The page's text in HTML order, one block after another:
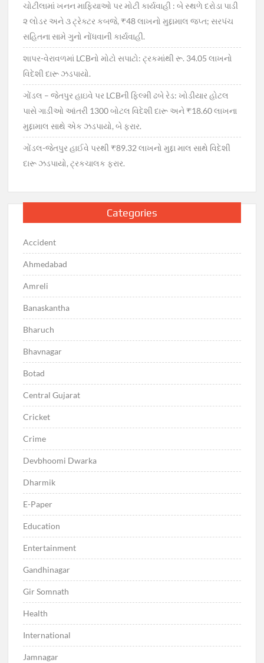
ચોટીલામાં ખનન માફિયાઓ પર મોટી કાર્યવાહી : બે સ્થળે દરોડા પાડી
૨ લોડર અને ૩ ટ્રેક્ટર કબજે, ₹48 લાખનો મુદ્દામાલ જપ્ત; સરપંચ
સહિતના સામે ગુનો નોંધવાની કાર્યવાહી.
શાપર-વેરાવળમાં LCBનો મોટો સપાટો: ટ્રકમાંથી રૂ. 34.05 લાખનો
વિદેશી દારૂ ઝડપાયો.
ગોંડલ – જેતપુર હાઇવે પર LCBની ફિલ્મી ઢબે રેડ: ખોડીયાર હોટલ
પાસે ગાડીઓ આંતરી 1300 બોટલ વિદેશી દારૂ અને ₹18.60 લાખના
મુદ્દામાલ સાથે એક ઝડપાયો, બે ફરાર.
ગોંડલ-જેતપુર હાઈવે પરથી ₹89.32 લાખનો મુદ્દા માલ સાથે વિદેશી
દારૂ ઝડપાયો, ટ્રકચાલક ફરાર.
Categories
Accident
Ahmedabad
Amreli
Banaskantha
Bharuch
Bhavnagar
Botad
Central Gujarat
Cricket
Crime
Devbhoomi Dwarka
Dharmik
E-Paper
Education
Entertainment
Gandhinagar
Gir Somnath
Health
International
Jamnagar